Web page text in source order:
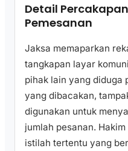
Detail
Pemesanan
Jaksa memaparkan
tangkapan layar
pihak lain yang diduga
yang dibacakan,
digunakan untuk
jumlah pesanan.
istilah tertentu yang